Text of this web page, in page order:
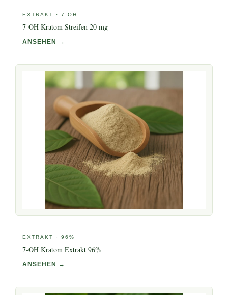
EXTRAKT · 7-OH
7-OH Kratom Streifen 20 mg
ANSEHEN →
EXTRAKT · 96%
7-OH Kratom Extrakt 96%
ANSEHEN →